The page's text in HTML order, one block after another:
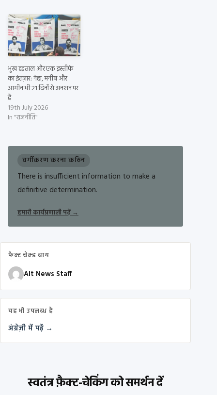
भूख हड़ताल और एक इस्तीफे
का इंतज़ार: नेहा, मनीष और
आमीन भी 21 दिनों से अनशन पर
हैं
19th July 2026
In "राजनीति"
वर्गीकरण करना कठिन
There is insufficient information to make a
definitive determination.
हमारी कार्यप्रणाली पढ़ें→
फैक्ट चेक्ड बाय
Alt News Staff
यह भी उपलब्ध है
अंग्रेज़ी में पढ़ें →
स्वतंत्र फ़ैक्ट-चेकिंग को समर्थन दें